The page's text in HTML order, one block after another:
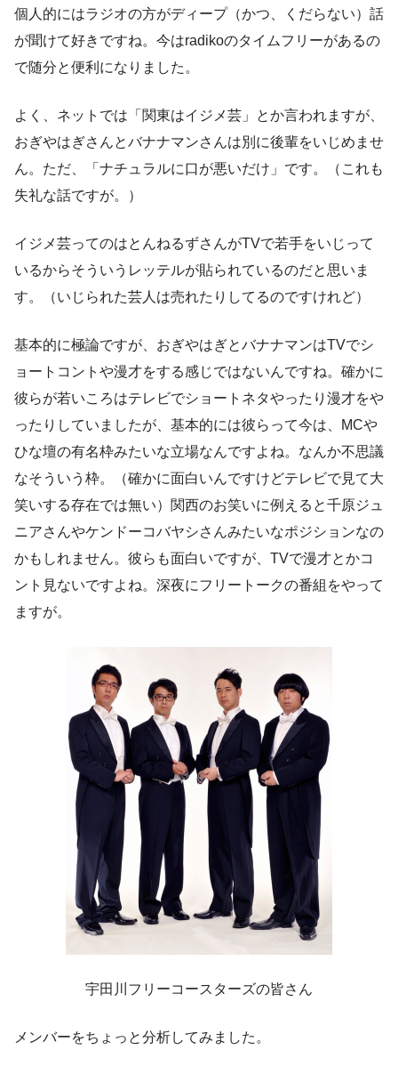
個人的にはラジオの方がディープ（かつ、くだらない）話
が聞けて好きですね。今はradikoのタイムフリーがあるの
で随分と便利になりました。
よく、ネットでは「関東はイジメ芸」とか言われますが、
おぎやはぎさんとバナナマンさんは別に後輩をいじめませ
ん。ただ、「ナチュラルに口が悪いだけ」です。（これも
失礼な話ですが。）
イジメ芸ってのはとんねるずさんがTVで若手をいじって
いるからそういうレッテルが貼られているのだと思いま
す。（いじられた芸人は売れたりしてるのですけれど）
基本的に極論ですが、おぎやはぎとバナナマンはTVでシ
ョートコントや漫才をする感じではないんですね。確かに
彼らが若いころはテレビでショートネタやったり漫才をや
ったりしていましたが、基本的には彼らって今は、MCや
ひな壇の有名枠みたいな立場なんですよね。なんか不思議
なそういう枠。（確かに面白いんですけどテレビで見て大
笑いする存在では無い）関西のお笑いに例えると千原ジュ
ニアさんやケンドーコバヤシさんみたいなポジションなの
かもしれません。彼らも面白いですが、TVで漫才とかコ
ント見ないですよね。深夜にフリートークの番組をやって
ますが。
宇田川フリーコースターズの皆さん
メンバーをちょっと分析してみました。